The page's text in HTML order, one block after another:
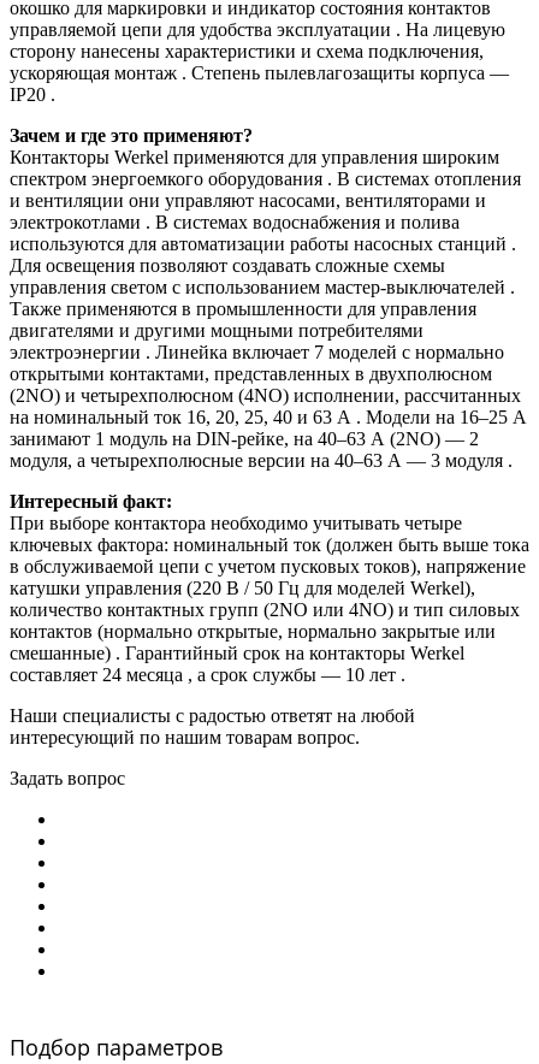
окошко для маркировки и индикатор состояния контактов
управляемой цепи для удобства эксплуатации . На лицевую
сторону нанесены характеристики и схема подключения,
ускоряющая монтаж . Степень пылевлагозащиты корпуса —
IP20 .
Зачем и где это применяют?
Контакторы Werkel применяются для управления широким
спектром энергоемкого оборудования . В системах отопления
и вентиляции они управляют насосами, вентиляторами и
электрокотлами . В системах водоснабжения и полива
используются для автоматизации работы насосных станций .
Для освещения позволяют создавать сложные схемы
управления светом с использованием мастер-выключателей .
Также применяются в промышленности для управления
двигателями и другими мощными потребителями
электроэнергии . Линейка включает 7 моделей с нормально
открытыми контактами, представленных в двухполюсном
(2NO) и четырехполюсном (4NO) исполнении, рассчитанных
на номинальный ток 16, 20, 25, 40 и 63 А . Модели на 16–25 А
занимают 1 модуль на DIN-рейке, на 40–63 А (2NO) — 2
модуля, а четырехполюсные версии на 40–63 А — 3 модуля .
Интересный факт:
При выборе контактора необходимо учитывать четыре
ключевых фактора: номинальный ток (должен быть выше тока
в обслуживаемой цепи с учетом пусковых токов), напряжение
катушки управления (220 В / 50 Гц для моделей Werkel),
количество контактных групп (2NO или 4NO) и тип силовых
контактов (нормально открытые, нормально закрытые или
смешанные) . Гарантийный срок на контакторы Werkel
составляет 24 месяца , а срок службы — 10 лет .
Наши специалисты с радостью ответят на любой
интересующий по нашим товарам вопрос.
Задать вопрос
Подбор параметров